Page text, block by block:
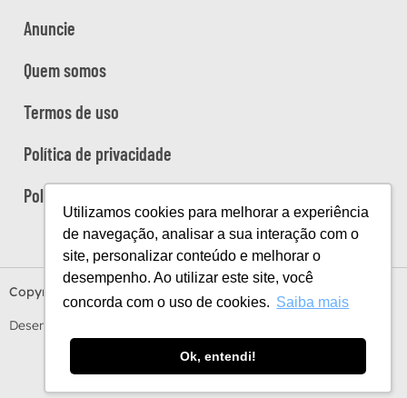
Utilizamos cookies para melhorar a experiência
de navegação, analisar a sua interação com o
site, personalizar conteúdo e melhorar o
desempenho. Ao utilizar este site, você
concorda com o uso de cookies. Saiba mais
Ok, entendi!
Anuncie
Quem somos
Termos de uso
Política de privacidade
Política de cookies
Copyright Viaje na Viagem © 2026
Desenvolvido por